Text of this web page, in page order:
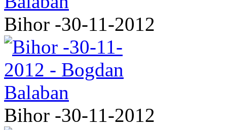
Bihor -30-11-2012
Bihor -30-11-2012